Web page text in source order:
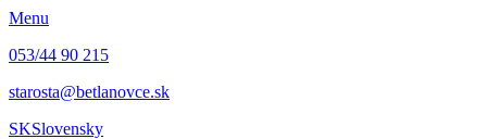
Menu
053/44 90 215
starosta@betlanovce.sk
SKSlovensky